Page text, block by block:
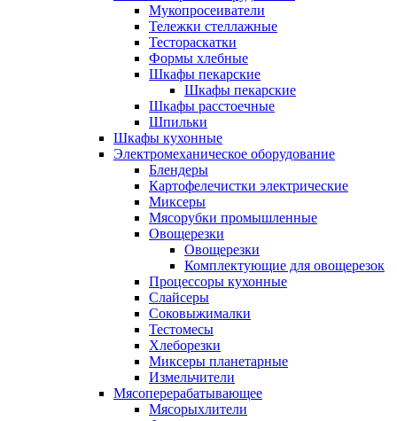
Мукопросеиватели
Тележки стеллажные
Тестораскатки
Формы хлебные
Шкафы пекарские
Шкафы пекарские
Шкафы расстоечные
Шпильки
Шкафы кухонные
Электромеханическое оборудование
Блендеры
Картофелечистки электрические
Миксеры
Мясорубки промышленные
Овощерезки
Овощерезки
Комплектующие для овощерезок
Процессоры кухонные
Слайсеры
Соковыжималки
Тестомесы
Хлеборезки
Миксеры планетарные
Измельчители
Мясоперерабатывающее
Мясорыхлители